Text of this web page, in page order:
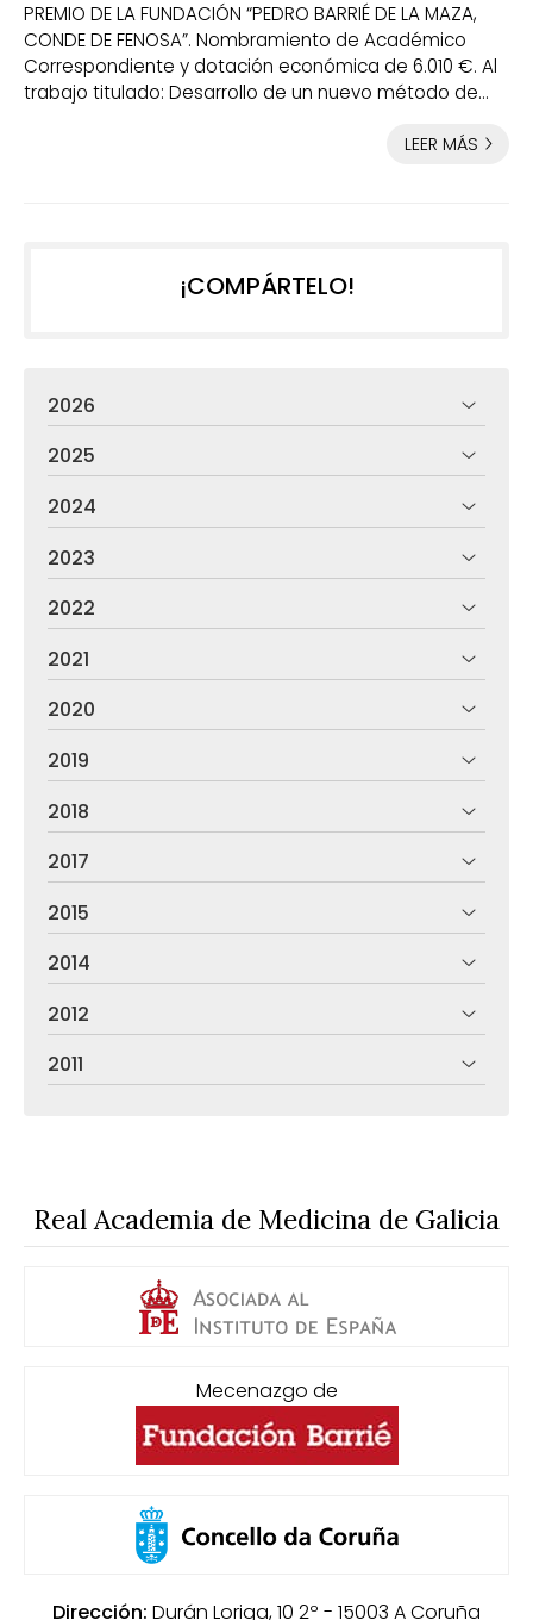
PREMIO DE LA FUNDACIÓN “PEDRO BARRIÉ DE LA MAZA,
CONDE DE FENOSA”. Nombramiento de Académico
Correspondiente y dotación económica de 6.010 €. Al
trabajo titulado: Desarrollo de un nuevo método de
para el diagnóstico precoz. Nuestra experiencia con
LEER MÁS
¡COMPÁRTELO!
2026
2025
2024
2023
2022
2021
2020
2019
2018
2017
2015
2014
2012
2011
Real Academia de Medicina de Galicia
Mecenazgo de
Dirección: Durán Loriga, 10 2º - 15003 A Coruña